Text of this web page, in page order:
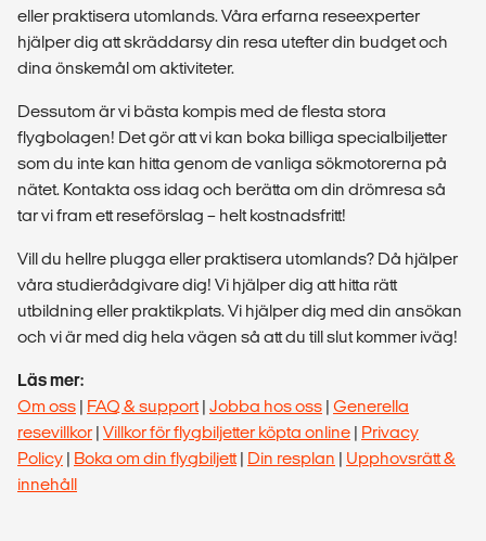
eller praktisera utomlands. Våra erfarna reseexperter
hjälper dig att skräddarsy din resa utefter din budget och
dina önskemål om aktiviteter.
Dessutom är vi bästa kompis med de flesta stora
flygbolagen! Det gör att vi kan boka billiga specialbiljetter
som du inte kan hitta genom de vanliga sökmotorerna på
nätet. Kontakta oss idag och berätta om din drömresa så
tar vi fram ett reseförslag – helt kostnadsfritt!
Vill du hellre plugga eller praktisera utomlands? Då hjälper
våra studierådgivare dig! Vi hjälper dig att hitta rätt
utbildning eller praktikplats. Vi hjälper dig med din ansökan
och vi är med dig hela vägen så att du till slut kommer iväg!
Läs mer:
Om oss | FAQ & support| Jobba hos oss | Generella
resevillkor | Villkor för flygbiljetter köpta online | Privacy
Policy | Boka om din flygbiljett| Din resplan | Upphovsrätt &
innehåll